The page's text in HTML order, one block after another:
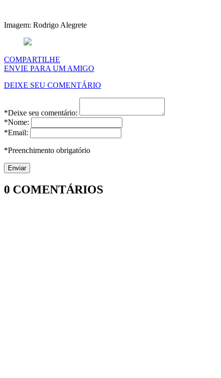
Imagem: Rodrigo Alegrete
COMPARTILHE
ENVIE PARA UM AMIGO
DEIXE SEU COMENTÁRIO
*Deixe seu comentário:
*Nome:
*Email:
*Preenchimento obrigatório
0 COMENTÁRIOS